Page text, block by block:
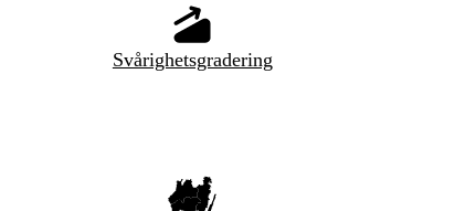
Svårighetsgradering